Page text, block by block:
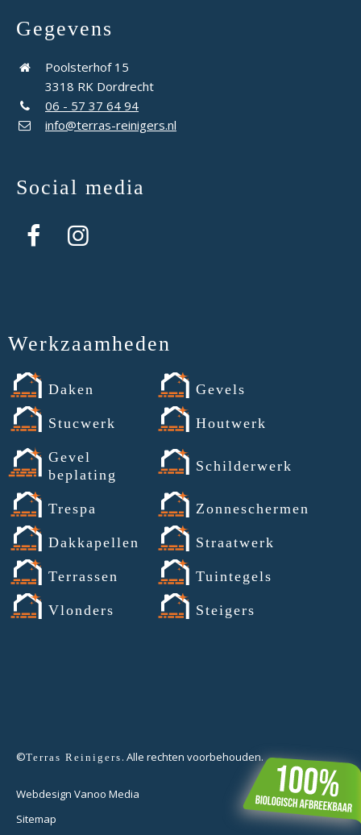
Gegevens
Poolsterhof 15
3318 RK Dordrecht
06 - 57 37 64 94
info@terras-reinigers.nl
Social media
Werkzaamheden
Daken Gevels
Stucwerk Houtwerk
Gevel
beplating
Schilderwerk
Trespa Zonneschermen
Dakkapellen Straatwerk
Terrassen Tuintegels
Vlonders Steigers
©Terras Reinigers . Alle rechten voorbehouden.
Webdesign Vanoo Media
Sitemap